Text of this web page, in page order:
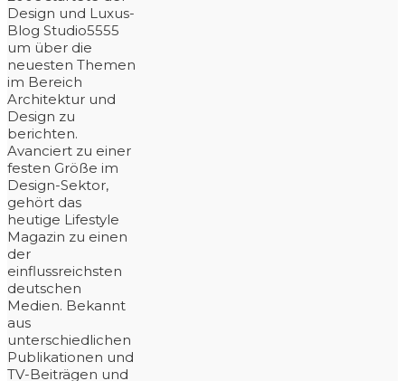
Design und Luxus-
Blog Studio5555
um über die
neuesten Themen
im Bereich
Architektur und
Design zu
berichten.
Avanciert zu einer
festen Größe im
Design-Sektor,
gehört das
heutige Lifestyle
Magazin zu einen
der
einflussreichsten
deutschen
Medien. Bekannt
aus
unterschiedlichen
Publikationen und
TV-Beiträgen und